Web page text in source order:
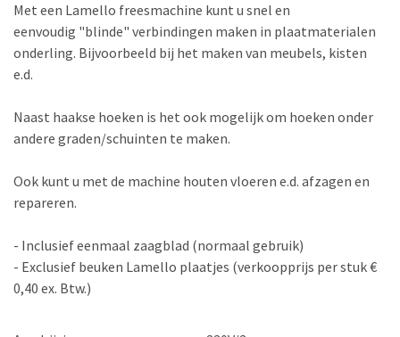
Met een Lamello freesmachine kunt u snel en
eenvoudig "blinde" verbindingen maken in plaatmaterialen
onderling. Bijvoorbeeld bij het maken van meubels, kisten
e.d.
Naast haakse hoeken is het ook mogelijk om hoeken onder
andere graden/schuinten te maken.
Ook kunt u met de machine houten vloeren e.d. afzagen en
repareren.
- Inclusief eenmaal zaagblad (normaal gebruik)
- Exclusief beuken Lamello plaatjes (verkoopprijs per stuk €
0,40 ex. Btw.)